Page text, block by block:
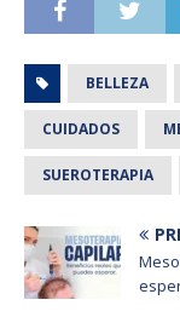
BELLEZA
CUIDADOS
SUEROTERAPIA